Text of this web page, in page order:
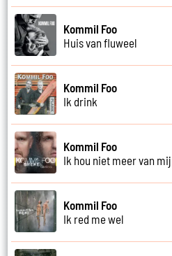
Kommil Foo
Huis van fluweel
Kommil Foo
Ik drink
Kommil Foo
Ik hou niet meer van mij
Kommil Foo
Ik red me wel